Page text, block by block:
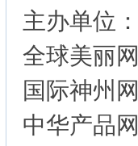
主办单位：
全球美丽
国际神州
中华产品